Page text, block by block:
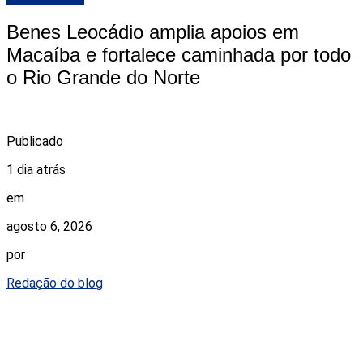
Benes Leocádio amplia apoios em
Macaíba e fortalece caminhada por todo
o Rio Grande do Norte
Publicado
1 dia atrás
em
agosto 6, 2026
por
Redação do blog